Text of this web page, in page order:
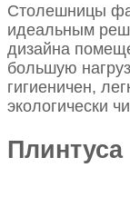
Столешницы
идеальным
дизайна
большую
гигиеничен,
экологически
Плинтуса